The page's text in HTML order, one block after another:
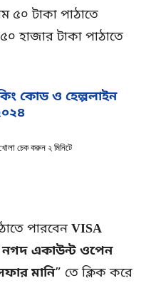
৫০ টাকা পাঠাতে
হাজার টাকা পাঠাতে
কোড ও হেল্পলাইন
চেক করুন ২ মিনিটে
পারবেন VISA
নগদ একাউন্ট ওপেন
মানি” তে ক্লিক করে